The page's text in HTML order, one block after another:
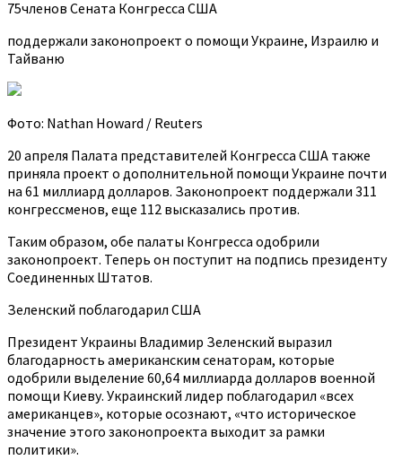
75членов Сената Конгресса США
поддержали законопроект о помощи Украине, Израилю и
Тайваню
Фото: Nathan Howard / Reuters
20 апреля Палата представителей Конгресса США также
приняла проект о дополнительной помощи Украине почти
на 61 миллиард долларов. Законопроект поддержали 311
конгрессменов, еще 112 высказались против.
Таким образом, обе палаты Конгресса одобрили
законопроект. Теперь он поступит на подпись президенту
Соединенных Штатов.
Зеленский поблагодарил США
Президент Украины Владимир Зеленский выразил
благодарность американским сенаторам, которые
одобрили выделение 60,64 миллиарда долларов военной
помощи Киеву. Украинский лидер поблагодарил «всех
американцев», которые осознают, «что историческое
значение этого законопроекта выходит за рамки
политики».